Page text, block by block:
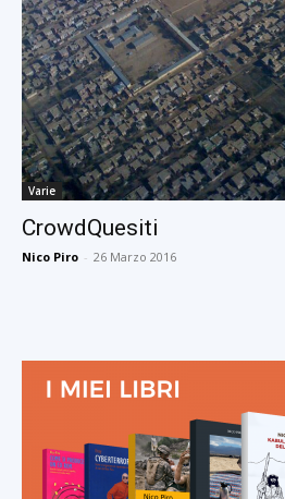
Varie
CrowdQuesiti
Nico Piro - 26 Marzo 2016